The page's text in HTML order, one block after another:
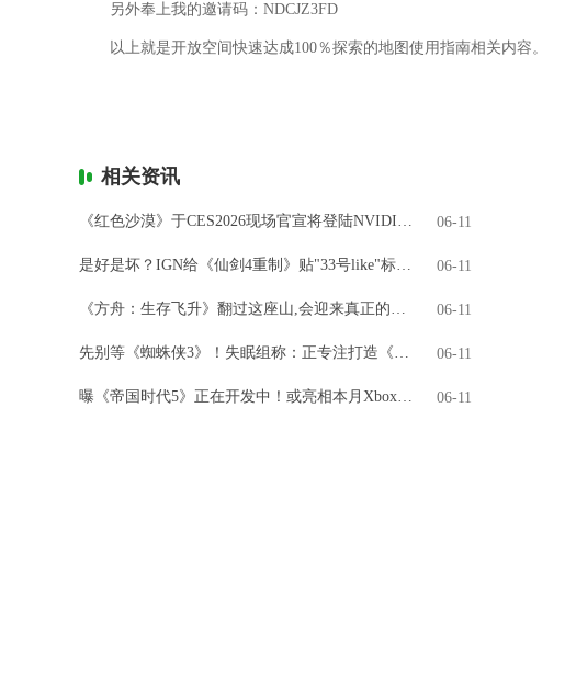
另外奉上我的邀请码：NDCJZ3FD
以上就是开放空间快速达成100％探索的地图使用指南相关内容。
相关资讯
《红色沙漠》于CES2026现场官宣将登陆NVIDIA GeForce NOW 06-11
是好是坏？IGN给《仙剑4重制》贴"33号like"标签引热议 06-11
《方舟：生存飞升》翻过这座山,会迎来真正的飞升吗? 06-11
先别等《蜘蛛侠3》！失眠组称：正专注打造《金刚狼》 06-11
曝《帝国时代5》正在开发中！或亮相本月Xbox直面会 06-11